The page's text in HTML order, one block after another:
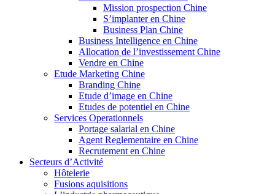
Mission prospection Chine
S’implanter en Chine
Business Plan Chine
Business Intelligence en Chine
Allocation de l’investissement Chine
Vendre en Chine
Etude Marketing Chine
Branding Chine
Etude d’image en Chine
Etudes de potentiel en Chine
Services Operationnels
Portage salarial en Chine
Agent Reglementaire en Chine
Recrutement en Chine
Secteurs d’Activité
Hôtelerie
Fusions aquisitions